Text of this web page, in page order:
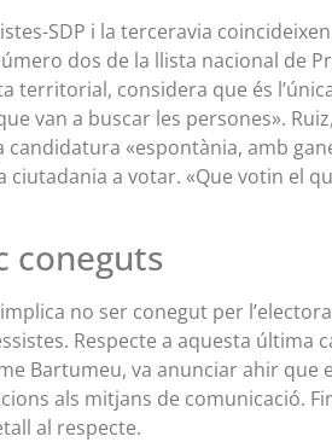
SDP i la terceravia
dos de la llista nacional de
territorial, considera que és
van a buscar les persones».
candidatura «espontània, amb
ciutadania a votar. «Que votin el
coneguts
no ser conegut per
Respecte a aquesta última
Bartumeu, va anunciar ahir
als mitjans de comunicació.
al respecte.